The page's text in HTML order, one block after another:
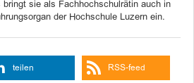
bringt sie als Fachhochschulrätin auch in
der Hochschule Luzern ein.
teilen RSS-feed